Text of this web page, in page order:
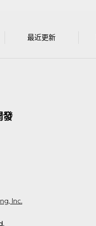
最近更新
發
Inc.